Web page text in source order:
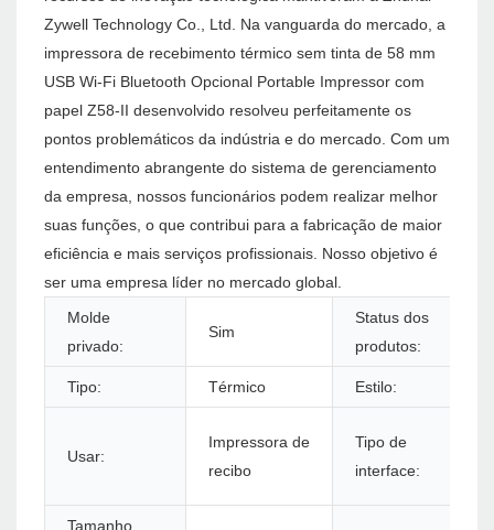
Zywell Technology Co., Ltd. Na vanguarda do mercado, a
impressora de recebimento térmico sem tinta de 58 mm
USB Wi-Fi Bluetooth Opcional Portable Impressor com
papel Z58-II desenvolvido resolveu perfeitamente os
pontos problemáticos da indústria e do mercado. Com um
entendimento abrangente do sistema de gerenciamento
da empresa, nossos funcionários podem realizar melhor
suas funções, o que contribui para a fabricação de maior
eficiência e mais serviços profissionais. Nosso objetivo é
ser uma empresa líder no mercado global.
Molde
privado:
Sim
Status dos
produtos:
Tipo: Térmico Estilo:
Usar:
Impressora de
recibo
Tipo de
interface:
Tamanho